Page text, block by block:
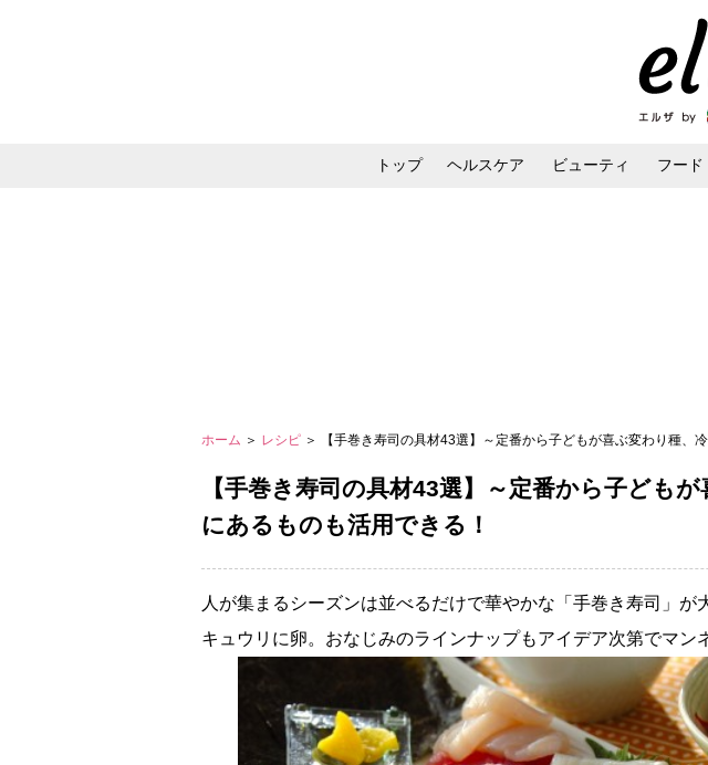
トップ ヘルスケア ビューティ フード
ホーム ＞ レシピ ＞ 【手巻き寿司の具材43選】～定番から子どもが喜ぶ変わり種、
【手巻き寿司の具材43選】～定番から子ども
にあるものも活用できる！
人が集まるシーズンは並べるだけで華やかな「手巻き寿司」が
キュウリに卵。おなじみのラインナップもアイデア次第でマン